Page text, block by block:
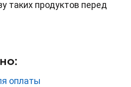
таких продуктов перед
оплаты